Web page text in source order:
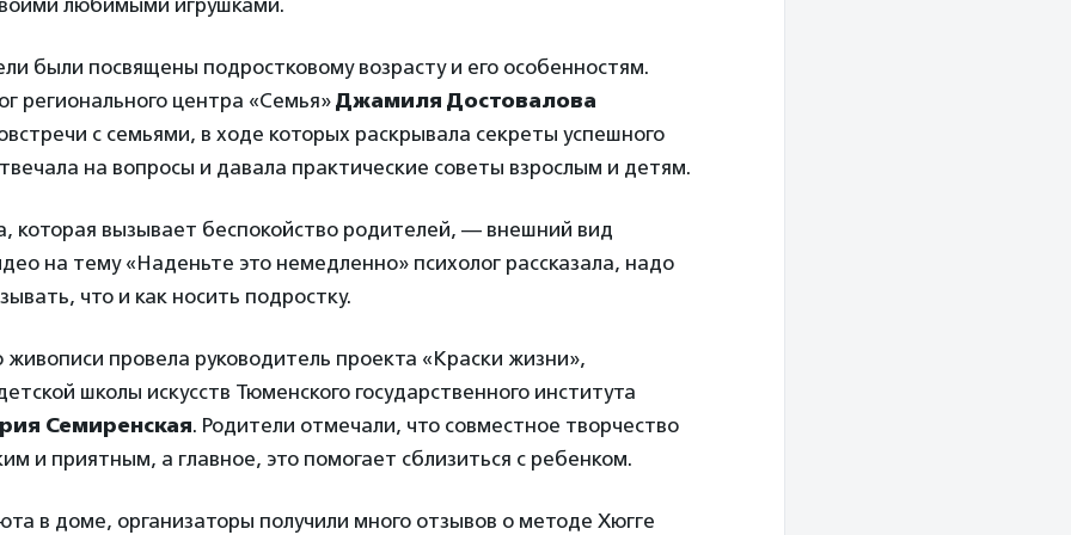
любимыми игрушками.
были посвящены подростковому возрасту и его особенностям.
регионального центра «Семья» Джамиля Достовалова
с семьями, в ходе которых раскрывала секреты успешного
на вопросы и давала практические советы взрослым и детям.
которая вызывает беспокойство родителей, — внешний вид
на тему «Наденьте это немедленно» психолог рассказала, надо
что и как носить подростку.
провела руководитель проекта «Краски жизни»,
школы искусств Тюменского государственного института
Семиренская. Родители отмечали, что совместное творчество
и приятным, а главное, это помогает сблизиться с ребенком.
в доме, организаторы получили много отзывов о методе Хюгге